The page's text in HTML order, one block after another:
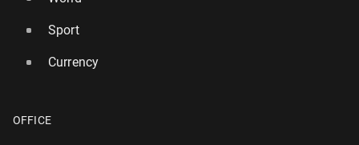
Sport
Currency
OFFICE